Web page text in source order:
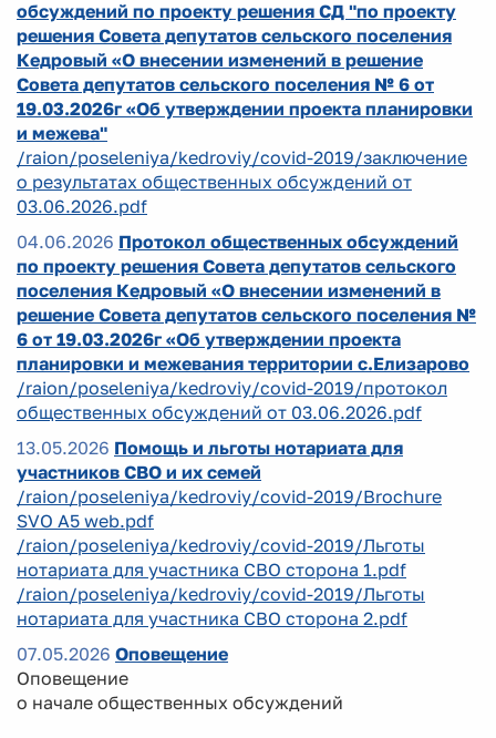
обсуждений по проекту решения СД "по проекту
решения Совета депутатов сельского поселения
Кедровый «О внесении изменений в решение
Совета депутатов сельского поселения № 6 от
19.03.2026г «Об утверждении проекта планировки
и межева"
/raion/poseleniya/kedroviy/covid-2019/заключение
о результатах общественных обсуждений от
03.06.2026.pdf
04.06.2026 Протокол общественных обсуждений
по проекту решения Совета депутатов сельского
поселения Кедровый «О внесении изменений в
решение Совета депутатов сельского поселения №
6 от 19.03.2026г «Об утверждении проекта
планировки и межевания территории с.Елизарово
/raion/poseleniya/kedroviy/covid-2019/протокол
общественных обсуждений от 03.06.2026.pdf
13.05.2026 Помощь и льготы нотариата для
участников СВО и их семей
/raion/poseleniya/kedroviy/covid-2019/Brochure
SVO A5 web.pdf
/raion/poseleniya/kedroviy/covid-2019/Льготы
нотариата для участника СВО сторона 1.pdf
/raion/poseleniya/kedroviy/covid-2019/Льготы
нотариата для участника СВО сторона 2.pdf
07.05.2026 Оповещение
Оповещение
о начале общественных обсуждений